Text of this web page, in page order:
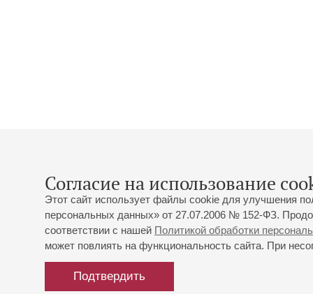
Согласие на использование
Этот сайт использует файлы cookie для улучшения
персональных данных» от 27.07.2006 № 152-ФЗ.
соответствии с нашей Политикой обработки
может повлиять на функциональность сайта. При
Подтвердить